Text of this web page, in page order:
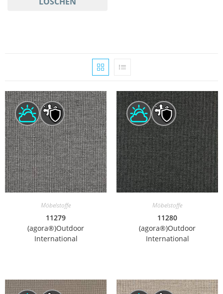
Möbelstoffe
11279
(agora®)Outdoor
International
Möbelstoffe
11280
(agora®)Outdoor
International